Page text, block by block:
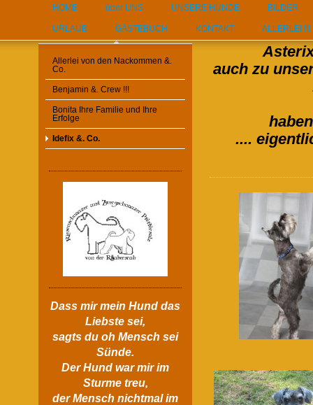
HOME über UNS UNSERE HUNDE BILDER
URLAUB GÄSTEBUCH KONTAKT ALLERLEI !!!
Allerlei von den Nackommen &.
Co.
Benjamin &. Crew !!!
Bonita Ihre Familie und Ihre
Erfolge
Idefix &. Co.
Dass mir mein Hund das
Liebste sei,
sagts du oh Mensch sei
Sünde.
Der Hund war mir im
Sturme treu,
der Mensch nichtmal im
auch zu
....